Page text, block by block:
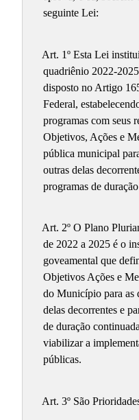
seguinte Lei:
Art. 1º Esta Lei
quadriênio 2022-
disposto no Artigo
Federal,
programas com seus
Objetivos, Ações e
pública municipal
outras delas
programas de
Art. 2º O Plano
de 2022 a 2025 é o
goveamental que
Objetivos Ações e
do Município para as
delas decorrentes e
de duração
viabilizar a
públicas.
Art. 3º São